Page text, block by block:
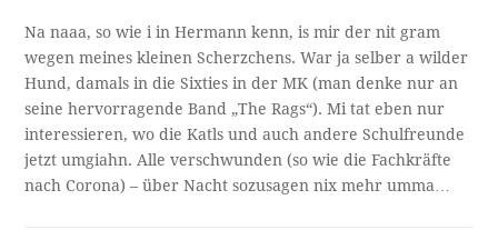
Na naaa, so wie i in Hermann kenn, is mir der nit gram
wegen meines kleinen Scherzchens. War ja selber a wilder
Hund, damals in die Sixties in der MK (man denke nur an
seine hervorragende Band „The Rags“). Mi tat eben nur
interessieren, wo die Katls und auch andere Schulfreunde
jetzt umgiahn. Alle verschwunden (so wie die Fachkräfte
nach Corona) – über Nacht sozusagen nix mehr umma…